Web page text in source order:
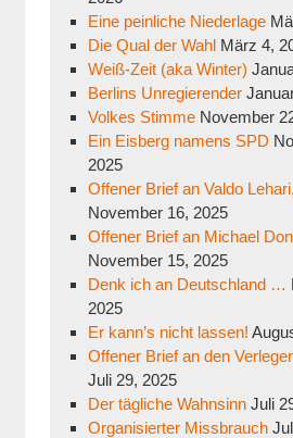
Eine peinliche Niederlage
Die Qual der Wahl März 4,
Weiß-Zeit (aka Winter)
Berlins Unregierender
Volkes Stimme November
Ein Eisberg namens SPD
2025
Offener Brief an Valdo
November 16, 2025
Offener Brief an Michael
November 15, 2025
Denk ich an Deutschland …
2025
Er kann’s nicht lassen!
Offener Brief an den
Juli 29, 2025
Der tägliche Wahnsinn Juli
Organisierter Missbrauch